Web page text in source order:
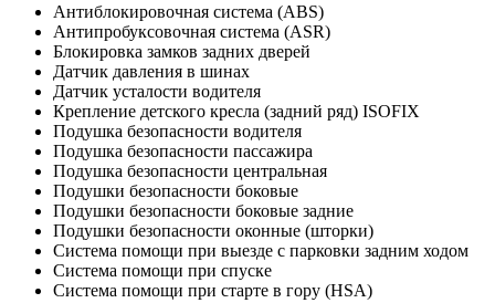
Антиблокировочная система (ABS)
Антипробуксовочная система (ASR)
Блокировка замков задних дверей
Датчик давления в шинах
Датчик усталости водителя
Крепление детского кресла (задний ряд) ISOFIX
Подушка безопасности водителя
Подушка безопасности пассажира
Подушка безопасности центральная
Подушки безопасности боковые
Подушки безопасности боковые задние
Подушки безопасности оконные (шторки)
Система помощи при выезде с парковки задним ходом
Система помощи при спуске
Система помощи при старте в гору (HSA)